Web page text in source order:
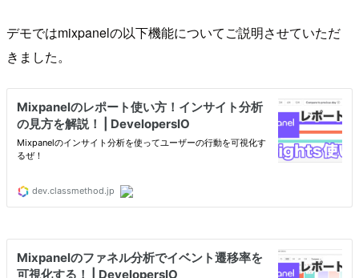
デモではmixpanelの以下機能についてご説明させていただ
きました。